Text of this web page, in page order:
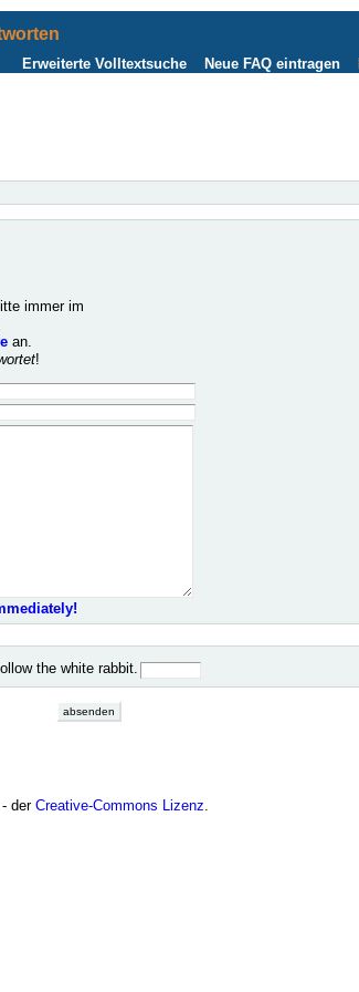
Neue FAQ eintragen
Erweiterte Volltextsuche
immer im
an.
!
der Creative-Commons Lizenz.